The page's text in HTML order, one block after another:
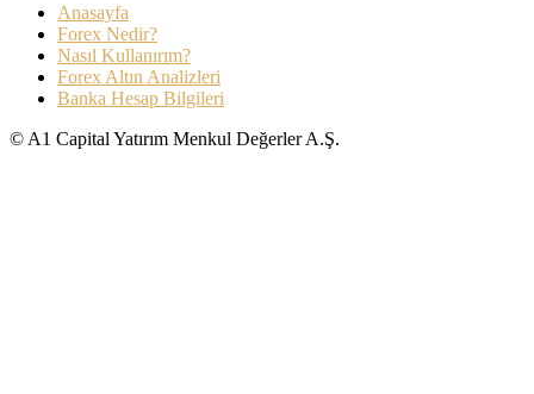
Anasayfa
Forex Nedir?
Nasıl Kullanırım?
Forex Altın Analizleri
Banka Hesap Bilgileri
© A1 Capital Yatırım Menkul Değerler A.Ş.